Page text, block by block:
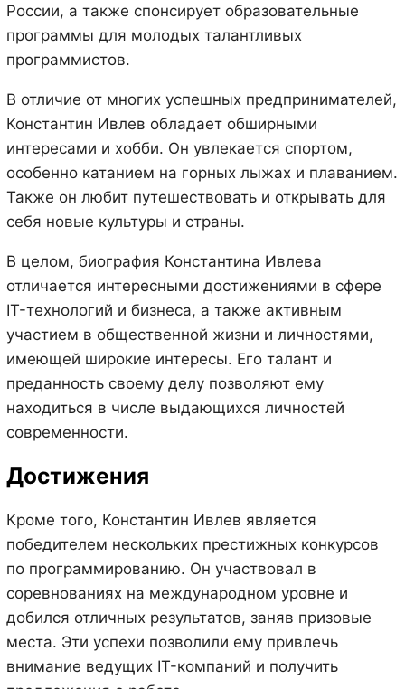
России, а также спонсирует образовательные
программы для молодых талантливых
программистов.
В отличие от многих успешных предпринимателей,
Константин Ивлев обладает обширными
интересами и хобби. Он увлекается спортом,
особенно катанием на горных лыжах и плаванием.
Также он любит путешествовать и открывать для
себя новые культуры и страны.
В целом, биография Константина Ивлева
отличается интересными достижениями в сфере
IT-технологий и бизнеса, а также активным
участием в общественной жизни и личностями,
имеющей широкие интересы. Его талант и
преданность своему делу позволяют ему
находиться в числе выдающихся личностей
современности.
Достижения
Кроме того, Константин Ивлев является
победителем нескольких престижных конкурсов
по программированию. Он участвовал в
соревнованиях на международном уровне и
добился отличных результатов, заняв призовые
места. Эти успехи позволили ему привлечь
внимание ведущих IT-компаний и получить